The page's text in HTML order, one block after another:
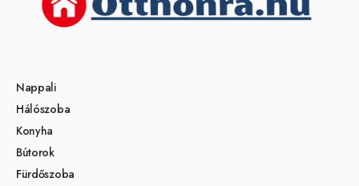
Nappali
Hálószoba
Konyha
Bútorok
Fürdőszoba